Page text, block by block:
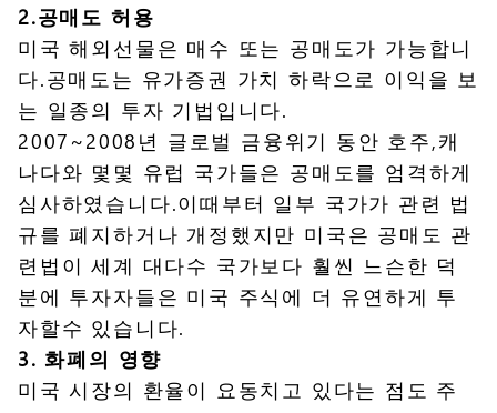
2.공매도 허용
미국 해외선물은 매수 또는 공매도가 가능합니
다.공매도는 유가증권 가치 하락으로 이익을 보
는 일종의 투자 기법입니다.
2007~2008년 글로벌 금융위기 동안 호주,캐
나다와 몇몇 유럽 국가들은 공매도를 엄격하게
심사하였습니다.이때부터 일부 국가가 관련 법
규를 폐지하거나 개정했지만 미국은 공매도 관
련법이 세계 대다수 국가보다 훨씬 느슨한 덕
분에 투자자들은 미국 주식에 더 유연하게 투
자할수 있습니다.
3. 화폐의 영향
미국 시장의 환율이 요동치고 있다는 점도 주